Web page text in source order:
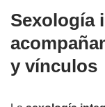
Sexología
y vínculos